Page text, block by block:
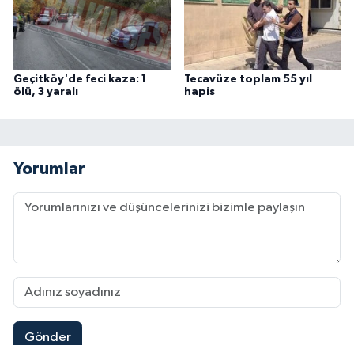
Geçitköy'de feci kaza: 1
ölü, 3 yaralı
Tecavüze toplam 55 yıl
hapis
Yorumlar
Gönder